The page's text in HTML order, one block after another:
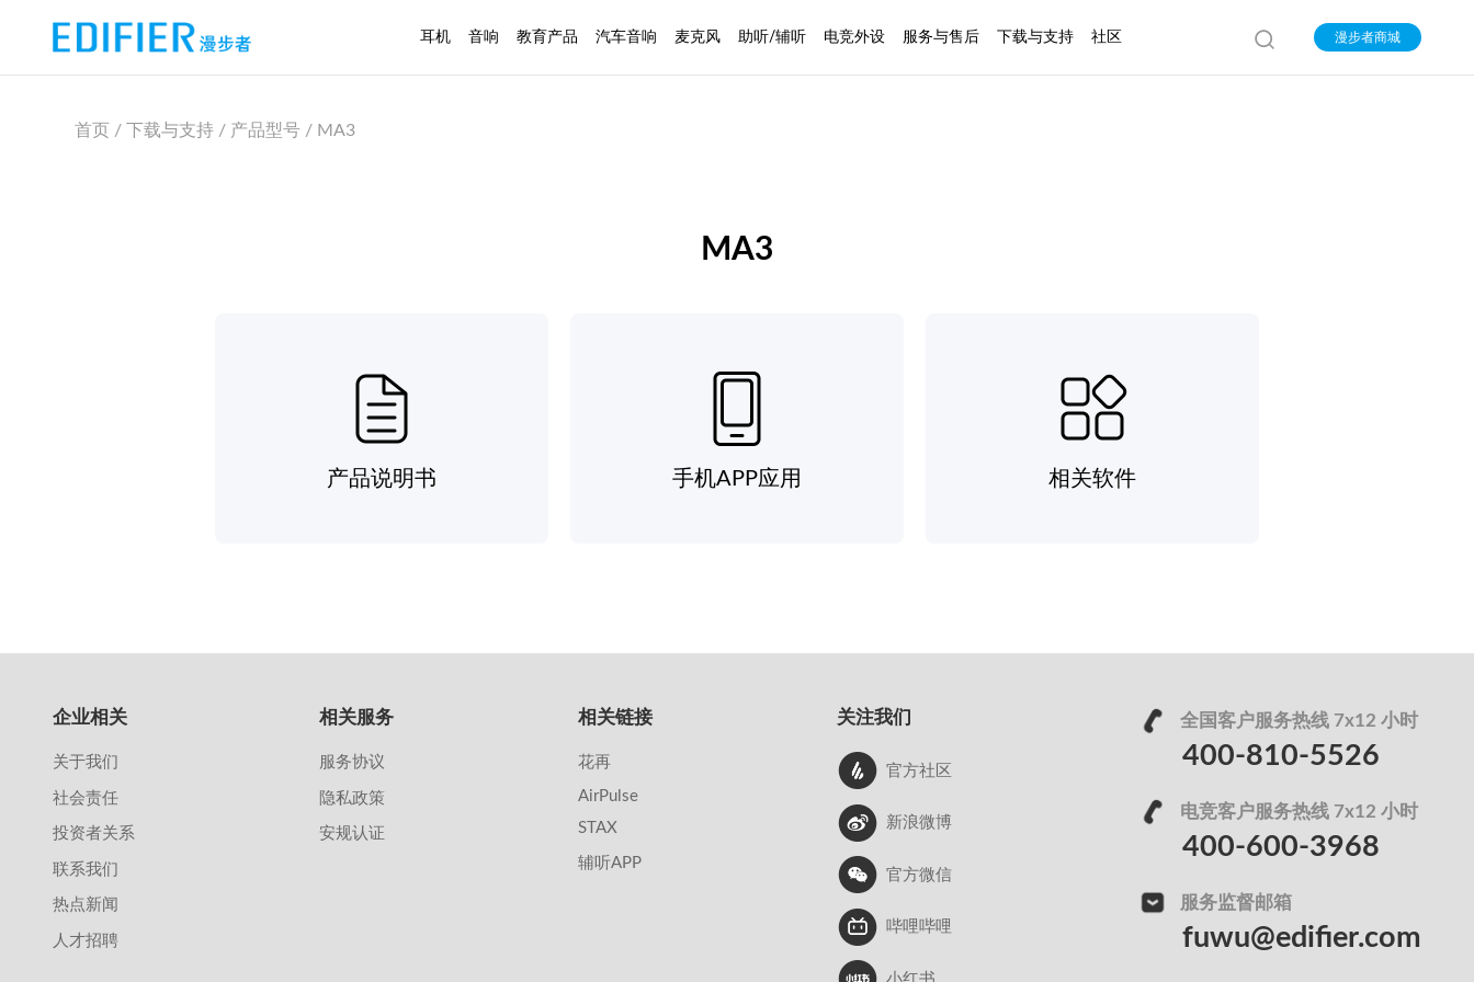
耳机 音响 教育产品 汽车音响 麦克风 助听/辅听 电竞外设 服务与售后 下载与支持 社区 漫步者商城
首页 / 下载与支持 / 产品型号 / MA3
MA3
产品说明书 手机APP应用 相关软件
企业相关
关于我们
社会责任
投资者关系
联系我们
热点新闻
人才招聘
相关服务
服务协议
隐私政策
安规认证
相关链接
花再
AirPulse
STAX
辅听APP
关注我们
官方社区
新浪微博
官方微信
哔哩哔哩
全国客户服务热线 7x12 小时
400-810-5526
电竞客户服务热线 7x12 小时
400-600-3968
服务监督邮箱
fuwu@edifier.com